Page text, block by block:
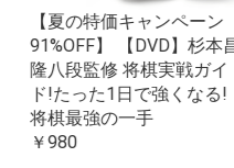
【夏の特価キャンペーン
91%OFF】 【DVD】杉本昌
隆八段監修 将棋実戦ガイ
ド!たった1日で強くなる!
将棋最強の一手
￥980